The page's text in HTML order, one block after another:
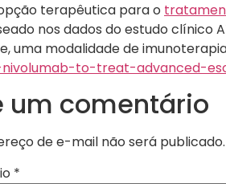
terapêutica para o
nos dados do estudo clínico
uma modalidade de
to-treat-advanced-
um comentário
de e-mail não será publicado.
*